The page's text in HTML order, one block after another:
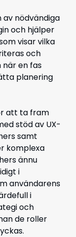
nödvändiga
och hjälper
visar vilka
och
när en fas
planering
att ta fram
stöd av UX-
samt
komplexa
ännu
i
användarens
i
och
de roller